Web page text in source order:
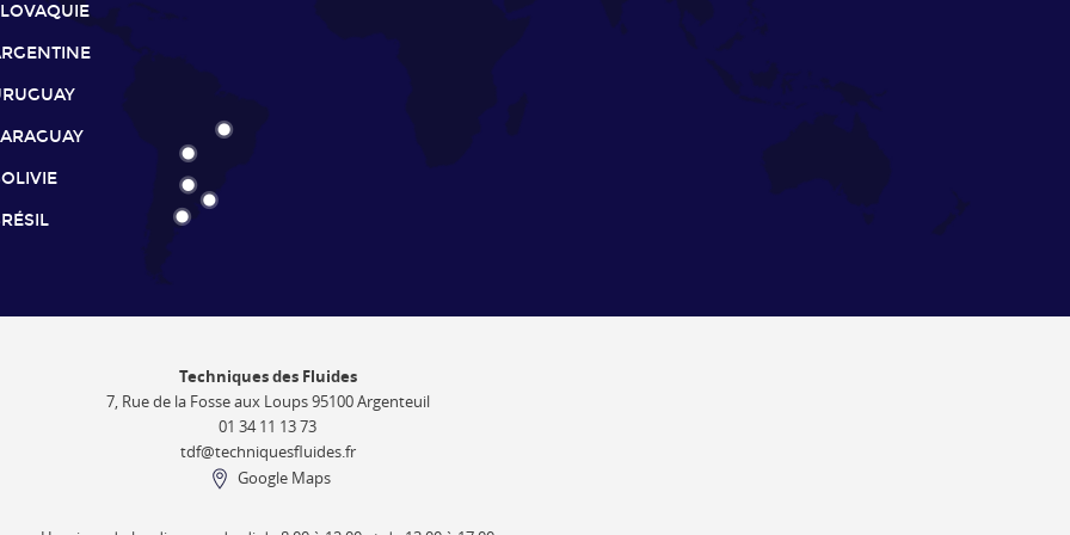
Techniques des Fluides
7, Rue de la Fosse aux Loups 95100 Argenteuil
01 34 11 13 73
tdf@techniquesfluides.fr
Google Maps